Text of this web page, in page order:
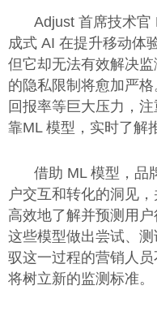
Adjust 首席技术官
成式 AI 在提升移动体
但它却无法有效解决
的隐私限制将愈加严
回报率等巨大压力，
靠ML 模型，实时了解
借助 ML 模型，品
户交互和转化的洞见
高效地了解并预测用
这些模型做出尝试、
驭这一过程的营销人
将树立新的监测标准。